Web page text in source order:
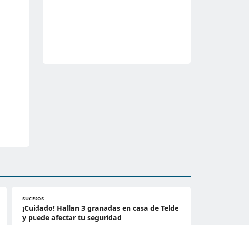
SUCESOS
¡Cuidado! Hallan 3 granadas en casa de Telde
y puede afectar tu seguridad